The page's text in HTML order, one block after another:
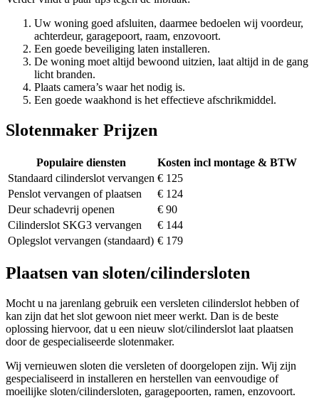
Uw woning goed afsluiten, daarmee bedoelen wij voordeur,
achterdeur, garagepoort, raam, enzovoort.
Een goede beveiliging laten installeren.
De woning moet altijd bewoond uitzien, laat altijd in de gang
licht branden.
Plaats camera’s waar het nodig is.
Een goede waakhond is het effectieve afschrikmiddel.
Slotenmaker Prijzen
Populaire diensten
Kosten incl montage & BTW
Standaard cilinderslot vervangen € 125
Penslot vervangen of plaatsen
€ 124
Deur schadevrij openen
€ 90
Cilinderslot SKG3 vervangen
€ 144
Oplegslot vervangen (standaard) € 179
Plaatsen van sloten/cilindersloten
Mocht u na jarenlang gebruik een versleten cilinderslot hebben of
kan zijn dat het slot gewoon niet meer werkt. Dan is de beste
oplossing hiervoor, dat u een nieuw slot/cilinderslot laat plaatsen
door de gespecialiseerde slotenmaker.
Wij vernieuwen sloten die versleten of doorgelopen zijn. Wij zijn
gespecialiseerd in installeren en herstellen van eenvoudige of
moeilijke sloten/cilindersloten, garagepoorten, ramen, enzovoort.